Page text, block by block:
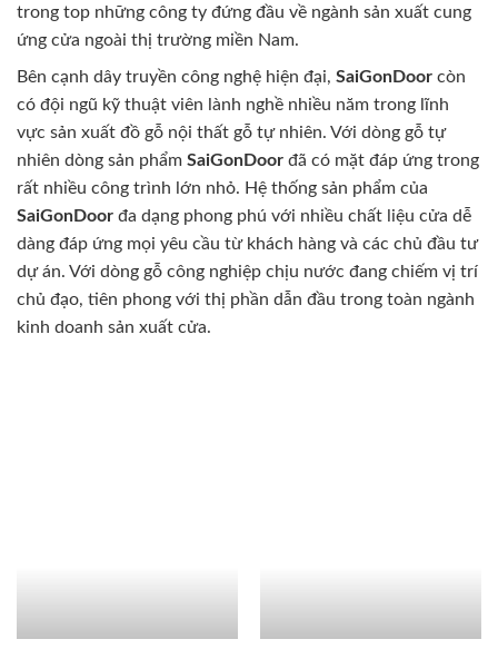
trong top những công ty đứng đầu về ngành sản xuất cung
ứng cửa ngoài thị trường miền Nam.
Bên cạnh dây truyền công nghệ hiện đại, SaiGonDoor còn
có đội ngũ kỹ thuật viên lành nghề nhiều năm trong lĩnh
vực sản xuất đồ gỗ nội thất gỗ tự nhiên. Với dòng gỗ tự
nhiên dòng sản phẩm SaiGonDoor đã có mặt đáp ứng trong
rất nhiều công trình lớn nhỏ. Hệ thống sản phẩm của
SaiGonDoor đa dạng phong phú với nhiều chất liệu cửa dễ
dàng đáp ứng mọi yêu cầu từ khách hàng và các chủ đầu tư
dự án. Với dòng gỗ công nghiệp chịu nước đang chiếm vị trí
chủ đạo, tiên phong với thị phần dẫn đầu trong toàn ngành
kinh doanh sản xuất cửa.